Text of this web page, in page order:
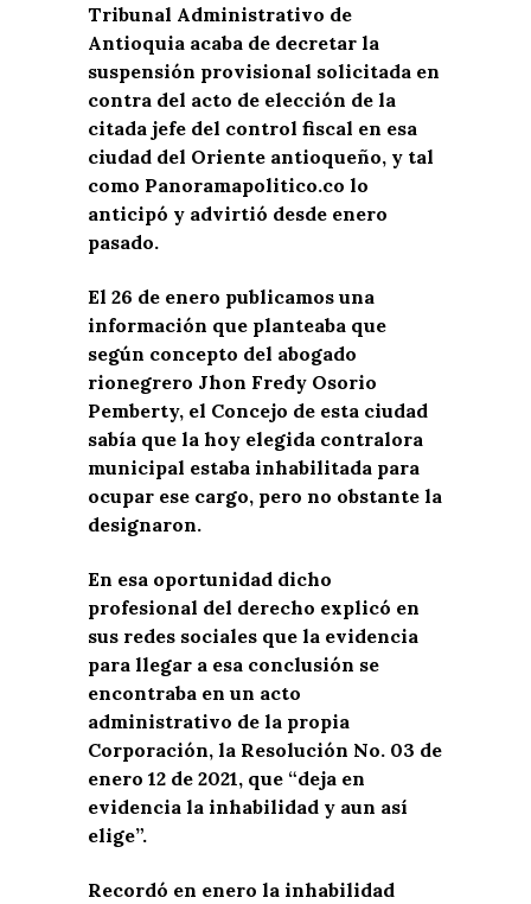
Tribunal Administrativo de
Antioquia acaba de decretar la
suspensión provisional solicitada en
contra del acto de elección de la
citada jefe del control fiscal en esa
ciudad del Oriente antioqueño, y tal
como Panoramapolitico.co lo
anticipó y advirtió desde enero
pasado.
El 26 de enero publicamos una
información que planteaba que
según concepto del abogado
rionegrero Jhon Fredy Osorio
Pemberty, el Concejo de esta ciudad
sabía que la hoy elegida contralora
municipal estaba inhabilitada para
ocupar ese cargo, pero no obstante la
designaron.
En esa oportunidad dicho
profesional del derecho explicó en
sus redes sociales que la evidencia
para llegar a esa conclusión se
encontraba en un acto
administrativo de la propia
Corporación, la Resolución No. 03 de
enero 12 de 2021, que “deja en
evidencia la inhabilidad y aun así
elige”.
Recordó en enero la inhabilidad